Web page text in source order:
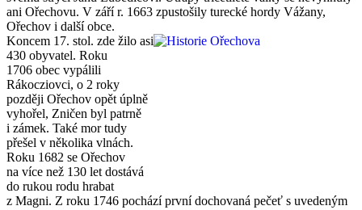
ani Ořechovu. V září r. 1663 zpustošily turecké hordy Vážany,
Ořechov i další obce.
Koncem 17. stol. zde žilo asi
430 obyvatel. Roku
1706 obec vypálili
Rákocziovci, o 2 roky
později Ořechov opět úplně
vyhořel, Zničen byl patrně
i zámek. Také mor tudy
přešel v několika vlnách.
Roku 1682 se Ořechov
na více než 130 let dostává
do rukou rodu hrabat
z Magni. Z roku 1746 pochází první dochovaná pečeť s uvedeným